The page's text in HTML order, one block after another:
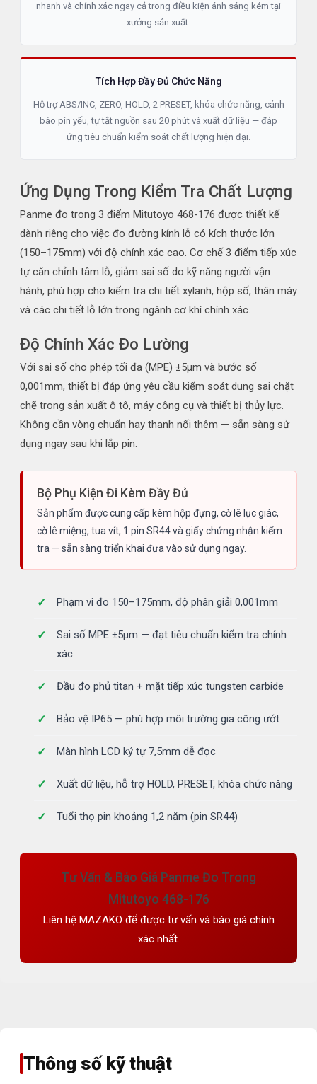
nhanh và chính xác ngay cả trong điều kiện ánh sáng kém tại
xưởng sản xuất.
Tích Hợp Đầy Đủ Chức Năng
Hỗ trợ ABS/INC, ZERO, HOLD, 2 PRESET, khóa chức năng, cảnh
báo pin yếu, tự tắt nguồn sau 20 phút và xuất dữ liệu — đáp
ứng tiêu chuẩn kiểm soát chất lượng hiện đại.
Ứng Dụng Trong Kiểm Tra Chất Lượng
Panme đo trong 3 điểm Mitutoyo 468-176 được thiết kế
dành riêng cho việc đo đường kính lỗ có kích thước lớn
(150–175mm) với độ chính xác cao. Cơ chế 3 điểm tiếp xúc
tự căn chỉnh tâm lỗ, giảm sai số do kỹ năng người vận
hành, phù hợp cho kiểm tra chi tiết xylanh, hộp số, thân máy
và các chi tiết lỗ lớn trong ngành cơ khí chính xác.
Độ Chính Xác Đo Lường
Với sai số cho phép tối đa (MPE) ±5µm và bước số
0,001mm, thiết bị đáp ứng yêu cầu kiểm soát dung sai chặt
chẽ trong sản xuất ô tô, máy công cụ và thiết bị thủy lực.
Không cần vòng chuẩn hay thanh nối thêm — sẵn sàng sử
dụng ngay sau khi lắp pin.
Bộ Phụ Kiện Đi Kèm Đầy Đủ
Sản phẩm được cung cấp kèm hộp đựng, cờ lê lục giác,
cờ lê miệng, tua vít, 1 pin SR44 và giấy chứng nhận kiểm
tra — sẵn sàng triển khai đưa vào sử dụng ngay.
Phạm vi đo 150–175mm, độ phân giải 0,001mm
Sai số MPE ±5µm — đạt tiêu chuẩn kiểm tra chính
xác
Đầu đo phủ titan + mặt tiếp xúc tungsten carbide
Bảo vệ IP65 — phù hợp môi trường gia công ướt
Màn hình LCD ký tự 7,5mm dễ đọc
Xuất dữ liệu, hỗ trợ HOLD, PRESET, khóa chức năng
Tuổi thọ pin khoảng 1,2 năm (pin SR44)
Tư Vấn & Báo Giá Panme Đo Trong
Mitutoyo 468-176
Liên hệ MAZAKO để được tư vấn và báo giá chính
xác nhất.
Thông số kỹ thuật